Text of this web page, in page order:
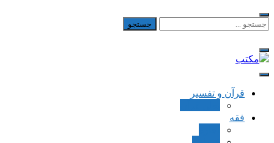
Skip
to
جستجو
قرآن و تفسیر
فقه